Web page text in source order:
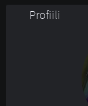
Profiili